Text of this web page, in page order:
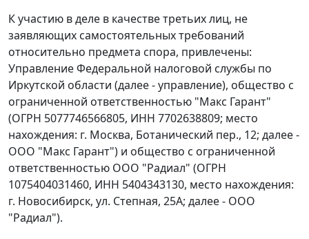
К участию в деле в качестве третьих лиц, не
заявляющих самостоятельных требований
относительно предмета спора, привлечены:
Управление Федеральной налоговой службы по
Иркутской области (далее - управление), общество с
ограниченной ответственностью "Макс Гарант"
(ОГРН 5077746566805, ИНН 7702638809; место
нахождения: г. Москва, Ботанический пер., 12; далее -
ООО "Макс Гарант") и общество с ограниченной
ответственностью ООО "Радиал" (ОГРН
1075404031460, ИНН 5404343130, место нахождения:
г. Новосибирск, ул. Степная, 25А; далее - ООО
"Радиал").